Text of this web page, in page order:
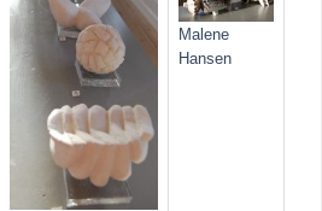
Malene
Hansen